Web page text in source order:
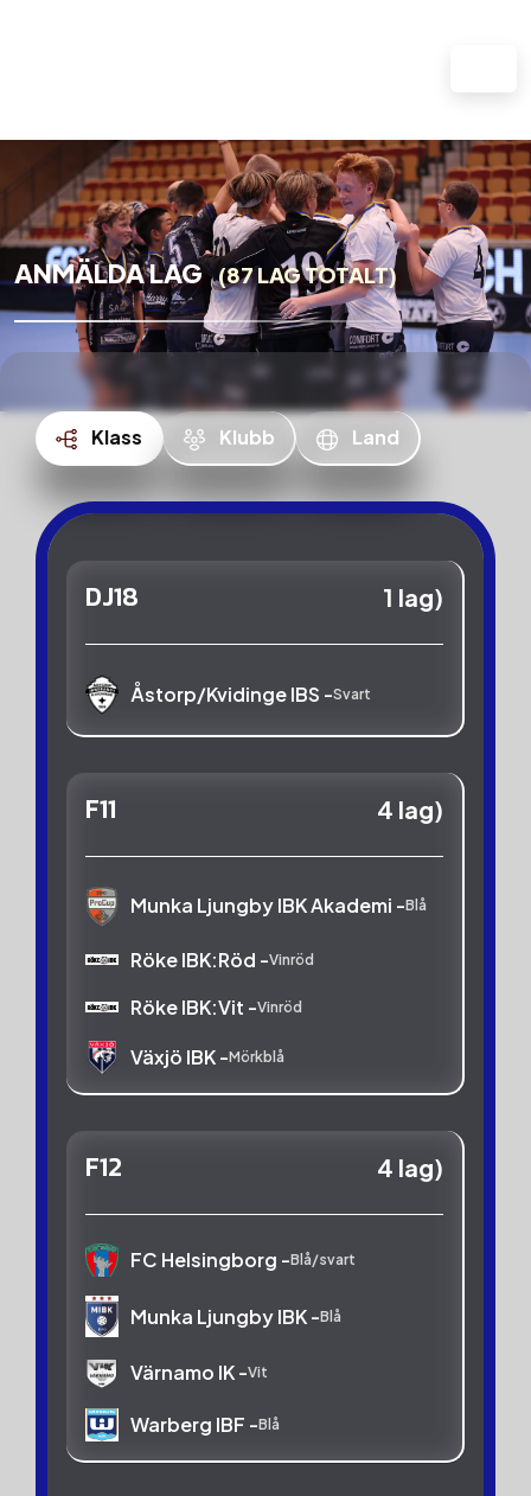
ANMÄLDA LAG (87 LAG TOTALT)
Klass Klubb Land
DJ18 1 lag)
Åstorp/Kvidinge IBS -Svart
F11 4 lag)
Munka Ljungby IBK Akademi -Blå
Röke IBK:Röd -Vinröd
Röke IBK:Vit -Vinröd
Växjö IBK -Mörkblå
F12 4 lag)
FC Helsingborg -Blå/svart
Munka Ljungby IBK -Blå
Värnamo IK -Vit
Warberg IBF -Blå